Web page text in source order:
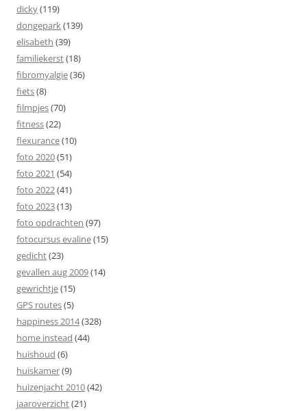
dicky(119)
dongepark(139)
elisabeth (39)
familiekerst(18)
fibromyalgie(36)
fiets(8)
filmpjes(70)
fitness(22)
flexurance(10)
foto 2020(51)
foto 2021 (54)
foto 2022(41)
foto 2023(13)
foto opdrachten (97)
fotocursus evaline(15)
gedicht(23)
gevallen aug 2009(14)
gewrichtje(15)
GPS routes(5)
happiness 2014(328)
home instead (44)
huishoud (6)
huiskamer(9)
huizenjacht 2010(42)
jaaroverzicht(21)